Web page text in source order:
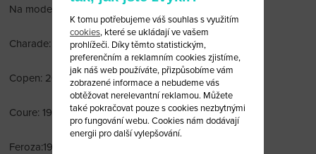
Na modely:
Charade: 1998-2004
Copen: 2002 a výše
Coure: 1998-2006
Feroza:1995-1998
K tomu potřebujeme váš souhlas s využitím
cookies, které se ukládají ve vašem
prohlížeči. Díky těmto statistickým,
preferenčním a reklamním cookies zjistíme,
jak náš web používáte, přizpůsobíme vám
zobrazené informace a nebudeme vás
obtěžovat nerelevantní reklamou. Můžete
také pokračovat pouze s cookies nezbytnými
pro fungování webu. Cookies nám dodávají
energii pro další vylepšování.